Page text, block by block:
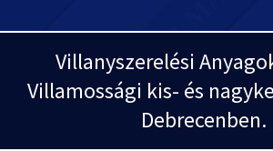
Villanyszerelési
Villamossági kis- és
Debrecenben.